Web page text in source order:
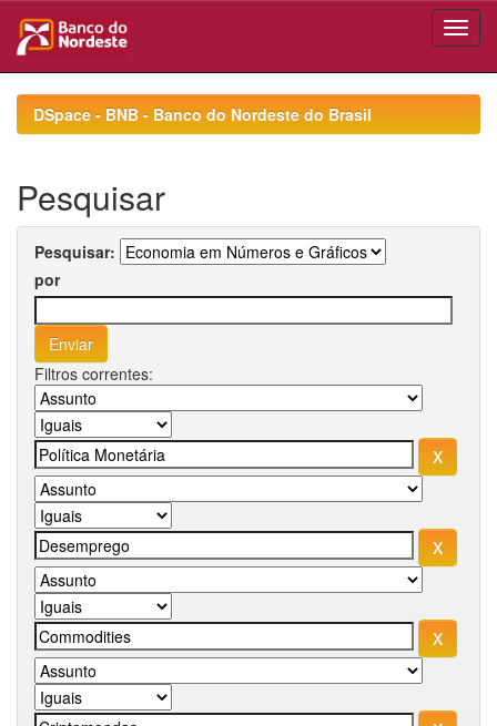
navigationDSpace - BNB - Banco do Nordeste do Brasil
Pesquisar
Pesquisar:
por
Filtros correntes: